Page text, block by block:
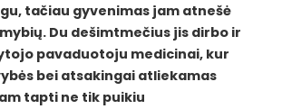
tačiau gyvenimas jam atnešė
Du dešimtmečius jis dirbo ir
pavaduotoju medicinai, kur
bei atsakingai atliekamas
tapti ne tik puikiu